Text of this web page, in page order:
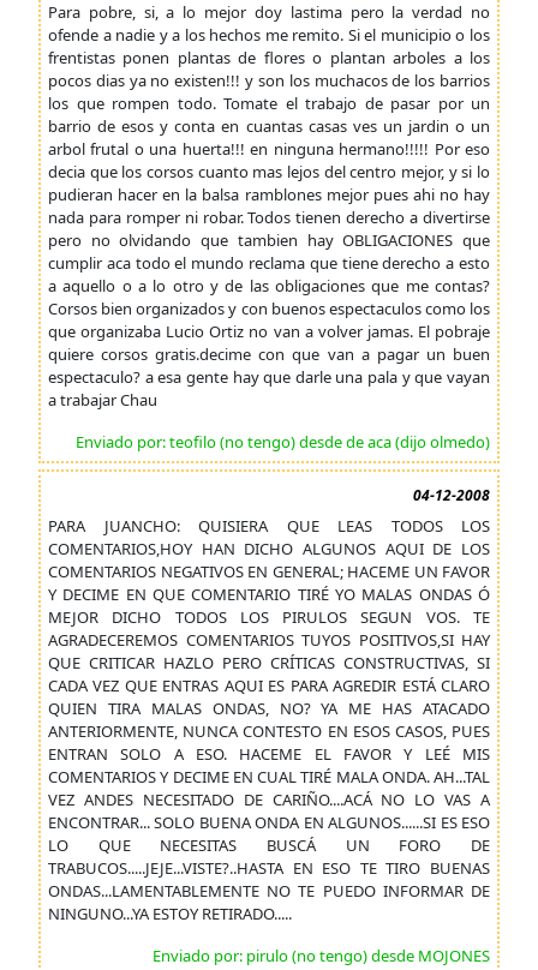
Para pobre, si, a lo mejor doy lastima pero la verdad no
ofende a nadie y a los hechos me remito. Si el municipio o los
frentistas ponen plantas de flores o plantan arboles a los
pocos dias ya no existen!!! y son los muchacos de los barrios
los que rompen todo. Tomate el trabajo de pasar por un
barrio de esos y conta en cuantas casas ves un jardin o un
arbol frutal o una huerta!!! en ninguna hermano!!!!! Por eso
decia que los corsos cuanto mas lejos del centro mejor, y si lo
pudieran hacer en la balsa ramblones mejor pues ahi no hay
nada para romper ni robar. Todos tienen derecho a divertirse
pero no olvidando que tambien hay OBLIGACIONES que
cumplir aca todo el mundo reclama que tiene derecho a esto
a aquello o a lo otro y de las obligaciones que me contas?
Corsos bien organizados y con buenos espectaculos como los
que organizaba Lucio Ortiz no van a volver jamas. El pobraje
quiere corsos gratis.decime con que van a pagar un buen
espectaculo? a esa gente hay que darle una pala y que vayan
a trabajar Chau
Enviado por: teofilo (no tengo) desde de aca (dijo olmedo)
04-12-2008
PARA JUANCHO: QUISIERA QUE LEAS TODOS LOS
COMENTARIOS,HOY HAN DICHO ALGUNOS AQUI DE LOS
COMENTARIOS NEGATIVOS EN GENERAL; HACEME UN FAVOR
Y DECIME EN QUE COMENTARIO TIRÉ YO MALAS ONDAS Ó
MEJOR DICHO TODOS LOS PIRULOS SEGUN VOS. TE
AGRADECEREMOS COMENTARIOS TUYOS POSITIVOS,SI HAY
QUE CRITICAR HAZLO PERO CRÍTICAS CONSTRUCTIVAS, SI
CADA VEZ QUE ENTRAS AQUI ES PARA AGREDIR ESTÁ CLARO
QUIEN TIRA MALAS ONDAS, NO? YA ME HAS ATACADO
ANTERIORMENTE, NUNCA CONTESTO EN ESOS CASOS, PUES
ENTRAN SOLO A ESO. HACEME EL FAVOR Y LEÉ MIS
COMENTARIOS Y DECIME EN CUAL TIRÉ MALA ONDA. AH...TAL
VEZ ANDES NECESITADO DE CARIÑO....ACÁ NO LO VAS A
ENCONTRAR... SOLO BUENA ONDA EN ALGUNOS......SI ES ESO
LO QUE NECESITAS BUSCÁ UN FORO DE
TRABUCOS.....JEJE...VISTE?..HASTA EN ESO TE TIRO BUENAS
ONDAS...LAMENTABLEMENTE NO TE PUEDO INFORMAR DE
NINGUNO...YA ESTOY RETIRADO.....
Enviado por: pirulo (no tengo) desde MOJONES